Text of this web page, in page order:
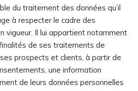
du traitement des données qu’il
à respecter le cadre des
vigueur. Il lui appartient notamment
de ses traitements de
prospects et clients, à partir de
une information
de leurs données personnelles